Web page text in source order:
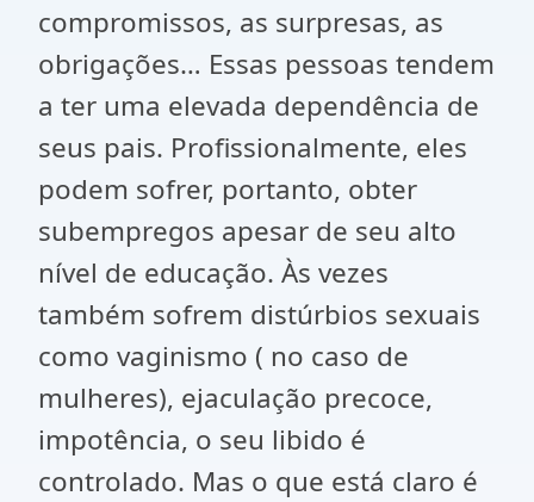
compromissos, as surpresas, as
obrigações… Essas pessoas tendem
a ter uma elevada dependência de
seus pais. Profissionalmente, eles
podem sofrer, portanto, obter
subempregos apesar de seu alto
nível de educação. Às vezes
também sofrem distúrbios sexuais
como vaginismo ( no caso de
mulheres), ejaculação precoce,
impotência, o seu libido é
controlado. Mas o que está claro é